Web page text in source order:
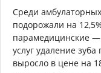
Среди амбулаторных
подорожали на
парамедицинские —
услуг удаление
выросло в цене на